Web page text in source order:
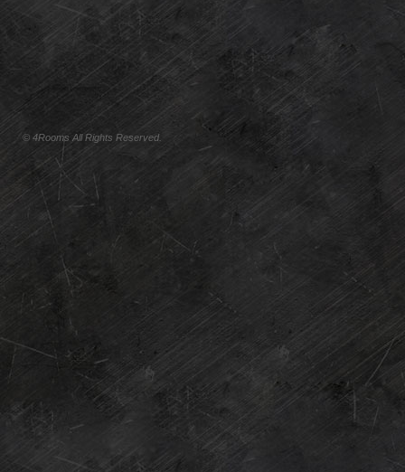
© 4Rooms All Rights Reserved.